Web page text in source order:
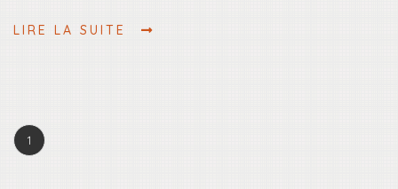
LIRE LA SUITE
1
(current)